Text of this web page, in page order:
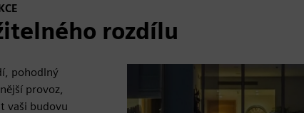
rozdílu
pohodlný
provoz,
vaši budovu